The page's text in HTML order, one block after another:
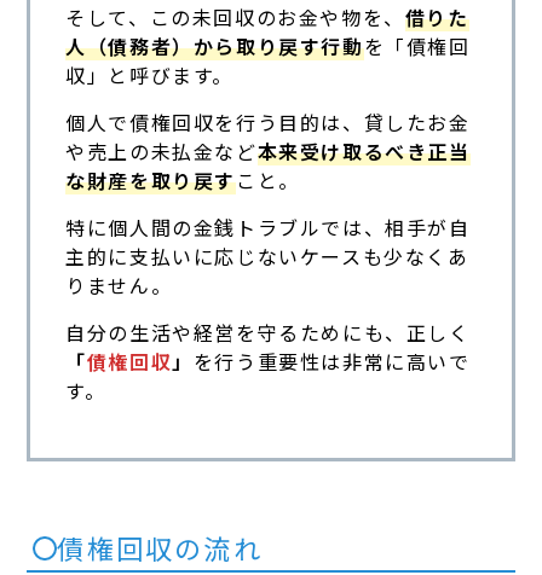
そして、この未回収のお金や物を、 借りた
人（債務者）から取り戻す行動を「債権回
収」と呼びます。
個人で債権回収を行う目的は、貸したお金
や売上の未払金など本来受け取るべき正当
な財産を取り戻すこと。
特に個人間の金銭トラブルでは、相手が自
主的に支払いに応じないケースも少なくあ
りません。
自分の生活や経営を守るためにも、正しく
「債権回収」 を行う重要性は非常に高いで
す。
債権回収の流れ